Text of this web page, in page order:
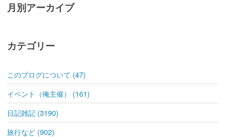
月別アーカイブ
カテゴリー
このブログについて (47)
イベント（俺主催） (161)
日記雑記 (3190)
旅行など (902)